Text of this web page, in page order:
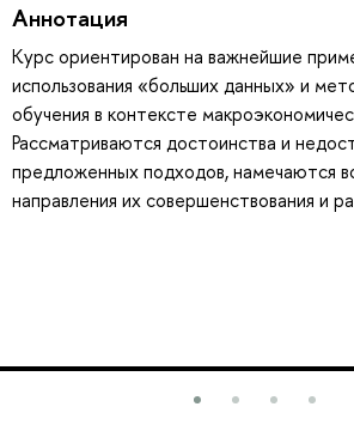
Аннотация
Курс ориентирован на важнейшие
использования «больших данных» и
обучения в контексте
Рассматриваются достоинства и
предложенных подходов, намечаются
направления их совершенствования и